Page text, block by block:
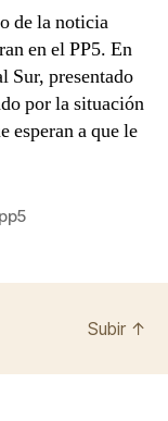
Medio
Cuervo
de la noticia
en el PP5. En
Sur, presentado
por la situación
esperan a que le
pp5
Subir ↑